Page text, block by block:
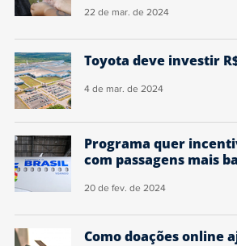
22 de mar. de 2024
Toyota deve investir
4 de mar. de 2024
Programa quer
com passagens mais
20 de fev. de 2024
Como doações online